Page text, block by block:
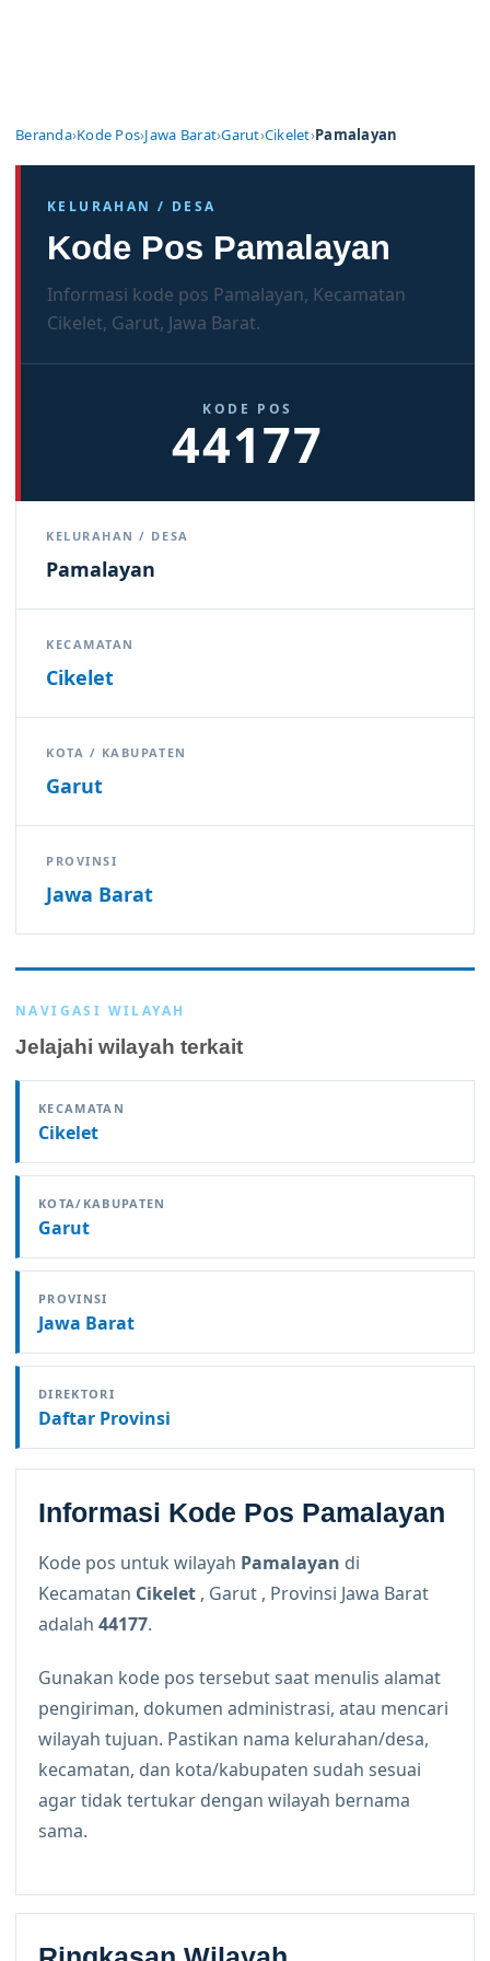
Beranda›Kode Pos›Jawa Barat›Garut›Cikelet›Pamalayan
KELURAHAN / DESA
Kode Pos Pamalayan
Informasi kode pos Pamalayan, Kecamatan
Cikelet, Garut, Jawa Barat.
KODE POS
44177
KELURAHAN / DESA
Pamalayan
KECAMATAN
Cikelet
KOTA / KABUPATEN
Garut
PROVINSI
Jawa Barat
NAVIGASI WILAYAH
Jelajahi wilayah terkait
KECAMATAN
Cikelet
KOTA/KABUPATEN
Garut
PROVINSI
Jawa Barat
DIREKTORI
Daftar Provinsi
Informasi Kode Pos Pamalayan
Kode pos untuk wilayah Pamalayan di
Kecamatan Cikelet , Garut , Provinsi Jawa Barat
adalah 44177.
Gunakan kode pos tersebut saat menulis alamat
pengiriman, dokumen administrasi, atau mencari
wilayah tujuan. Pastikan nama kelurahan/desa,
kecamatan, dan kota/kabupaten sudah sesuai
agar tidak tertukar dengan wilayah bernama
sama.